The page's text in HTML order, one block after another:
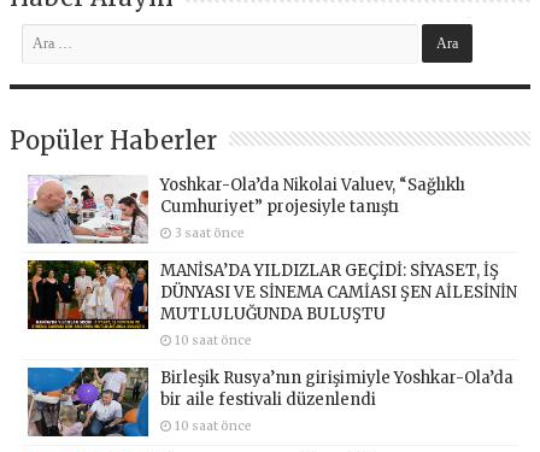
Popüler Haberler
Yoshkar-Ola’da Nikolai Valuev, “Sağlıklı
Cumhuriyet” projesiyle tanıştı
3 saat önce
MANİSA’DA YILDIZLAR GEÇİDİ: SİYASET, İŞ
DÜNYASI VE SİNEMA CAMİASI ŞEN AİLESİNİN
MUTLULUĞUNDA BULUŞTU
10 saat önce
Birleşik Rusya’nın girişimiyle Yoshkar-Ola’da
bir aile festivali düzenlendi
10 saat önce